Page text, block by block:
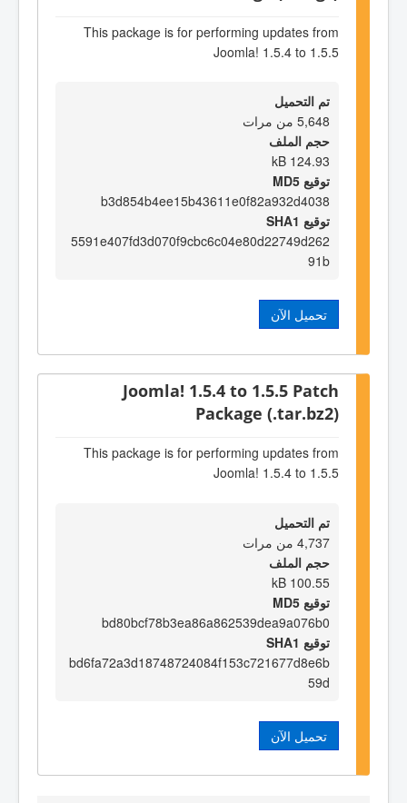
This package is for performing updates from
Joomla! 1.5.4 to 1.5.5
تم التحميل
5,648 من مرات
حجم الملف
124.93 kB
توقيع MD5
b3d854b4ee15b43611e0f82a932d4038
توقيع SHA1
5591e407fd3d070f9cbc6c04e80d22749d262
91b
تحميل الآن
Joomla! 1.5.4 to 1.5.5 Patch
Package (.tar.bz2)
This package is for performing updates from
Joomla! 1.5.4 to 1.5.5
تم التحميل
4,737 من مرات
حجم الملف
100.55 kB
توقيع MD5
bd80bcf78b3ea86a862539dea9a076b0
توقيع SHA1
bd6fa72a3d18748724084f153c721677d8e6b
59d
تحميل الآن